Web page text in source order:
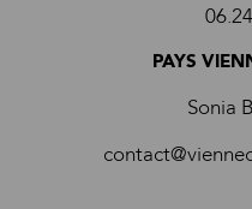
PAYS
Sonia